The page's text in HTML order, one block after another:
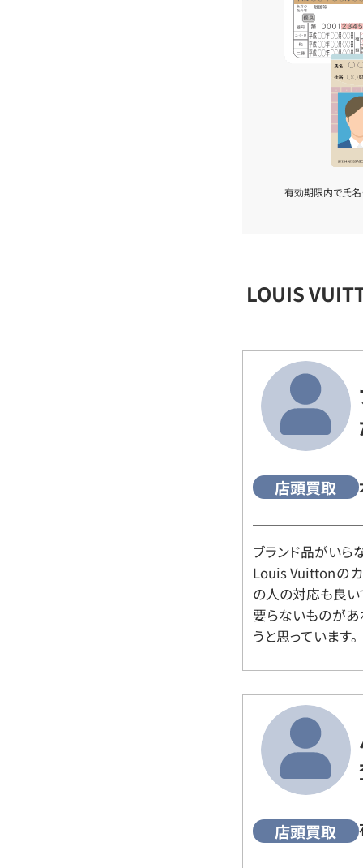
有効期限内で氏名
LOUIS
店頭買取
ブランド品がいら
Louis Vuittonの
の人の対応も良い
要らないものがあ
うと思っています。
店頭買取